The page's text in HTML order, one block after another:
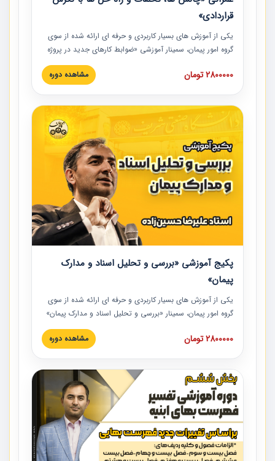
قراردادی»
یکی از آموزش‏‏‏‏‏‏ های بسیار کاربردی و حرفه‏ ای ارائه شده از سوی
گروه امور پیمان، سمینار آموزشی «ضوابط کارهای جدید در پروژه
های عمرانی» چالش ها، تخلفات و راه حل ها با نگرش قراردادی
است که در محل سندیکای شرکت های ساختمانی کشور ارائه شد.
مدارک پیمان به همراه تجربیات عملی ارائه شده است.
2800000 تومان مشاهده دوره
پکیج آموزشی «بررسی و تحلیل اسناد و مدارک
پیمان»
یکی از آموزش‏‏‏‏‏‏ های بسیار کاربردی و حرفه‏ ای ارائه شده از سوی
گروه امور پیمان، سمینار «بررسی و تحلیل اسناد و مدارک پیمان»
است که در دانشگاه صنعتی شریف ارائه شد. در این آموزش
نکات کلیدی مربوط به اسناد و مدارک پیمان، اولویت بندی اسناد
پیمان به همراه تجربیات عملی در این خصوص ارائه شده است.
2800000 تومان مشاهده دوره